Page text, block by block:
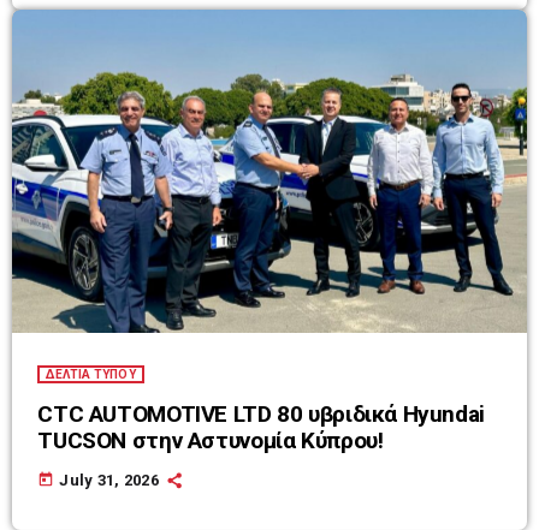
ΔΕΛΤΙΑ ΤΥΠΟΥ
CTC AUTOMOTIVE LTD 80 υβριδικά Hyundai
TUCSON στην Αστυνομία Κύπρου!
today July 31, 2026